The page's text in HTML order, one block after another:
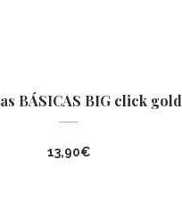
BÁSICAS BIG click gold
13,90€